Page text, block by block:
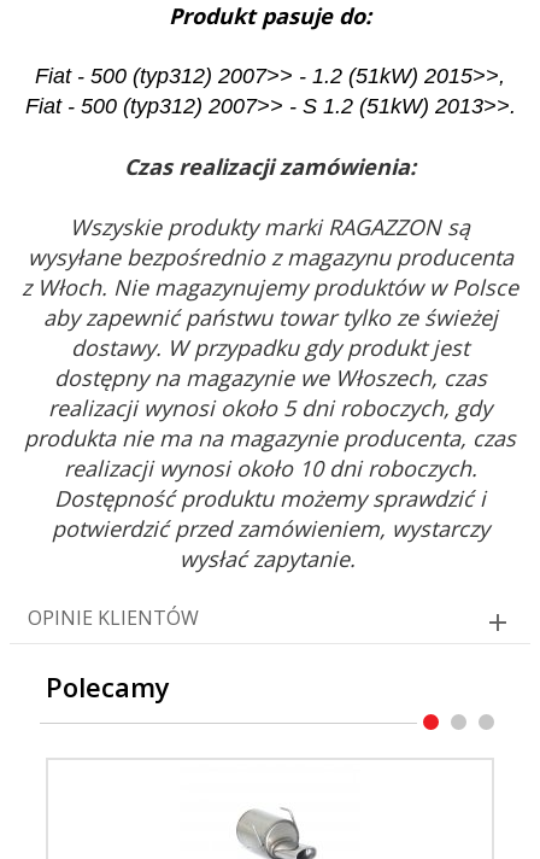
Produkt pasuje do:
Fiat - 500 (typ312) 2007>> - 1.2 (51kW) 2015>>,
Fiat - 500 (typ312) 2007>> - S 1.2 (51kW) 2013>>.
Czas realizacji zamówienia:
Wszyskie produkty marki RAGAZZON są
wysyłane bezpośrednio z magazynu producenta
z Włoch. Nie magazynujemy produktów w Polsce
aby zapewnić państwu towar tylko ze świeżej
dostawy. W przypadku gdy produkt jest
dostępny na magazynie we Włoszech, czas
realizacji wynosi około 5 dni roboczych, gdy
produkta nie ma na magazynie producenta, czas
realizacji wynosi około 10 dni roboczych.
Dostępność produktu możemy sprawdzić i
potwierdzić przed zamówieniem, wystarczy
wysłać zapytanie.
OPINIE KLIENTÓW
Polecamy